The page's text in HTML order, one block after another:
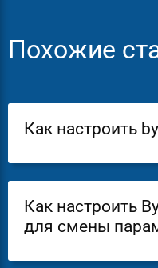
Похожие
Как настроить
Как настроить
для смены